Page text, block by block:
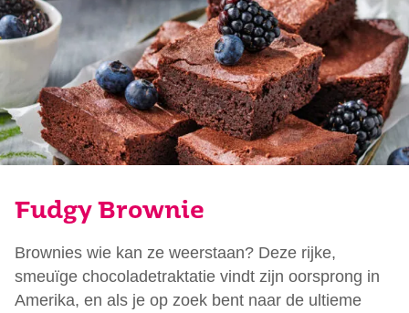
Fudgy Brownie
Brownies wie kan ze weerstaan? Deze rijke,
smeuïge chocoladetraktatie vindt zijn oorsprong in
Amerika, en als je op zoek bent naar de ultieme